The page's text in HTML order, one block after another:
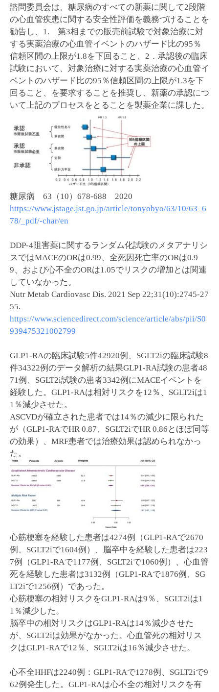
諮問委員会は、糖尿病のすべての新薬に関して2段階
の心血管疾患に関する安全性評価を義務づけることを
勧告し、1. 第3相までの販売前試験で対象治療に対
する実薬治療の心血管イベントのハザード比の95％
信頼区間の上限が1.8を下回ること、2．承認後の臨床
試験において、対象治療に対する実薬治療の心血管イ
ベントのハザード比の95％信頼区間の上限が1.3を下
回ること、を要求することを推奨し、新薬の承認につ
いて上記のプロセスをとることを製薬企業に課した。
糖尿病 63（10）678-688 2020
https://www.jstage.jst.go.jp/article/tonyobyo/63/10/63_6
78/_pdf/-char/en
DDP-4阻害薬に関するランダム化試験のメタアナリシ
スではMACEのORは0.99、全死因死亡率のORは0.9
9、および心不全のORは1.05でリスクの増加とは関連
していなかった。
Nutr Metab Cardiovasc Dis. 2021 Sep 22;31(10):2745-27
55.
https://www.sciencedirect.com/science/article/abs/pii/S0
939475321002799
GLP1-RAの臨床試験5件42920例、SGLT2iの臨床試験8
件34322例のデータ解析の結果GLP1-RA試験の患者48
71例、SGLT2i試験の患者3342例にMACEイベントを
経験した。GLP1-RAは相対リスクを12％、SGLT2iは1
1％減少させた。
ASCVDが確立された患者では14％の減少に限られた
が（GLP1-RAでHR 0.87、SGLT2iでHR 0.86とほぼ同等
の効果）、MRF患者では治療効果は認められなかっ
た。
心筋梗塞を経験した患者は4274例（GLP1-RAで2670
例、SGLT2iで1604例）、脳卒中を経験した患者は223
7例（GLP1-RAで1177例、SGLT2iで1060例）、心血管
死を経験した患者は3132例（GLP1-RAで1876例、SG
LT2iで1256例）であった。
心筋梗塞の相対リスクをGLP1-RAは9％、SGLT2iは1
1％減少した。
脳卒中の相対リスクはGLP1-RAは14％減少させた
が、SGLT2iは効果がなかった。心血管死の相対リス
クはGLP1-RAで12％、SGLT2iは16％減少させた。
心不全HHFは2240例：GLP1-RAで1278例、SGLT2iで9
62例発生した。GLP1-RAは心不全の相対リスクを有